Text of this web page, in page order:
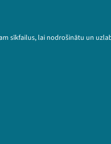
sīkfailus, lai nodrošinātu un
politika
noteikumi un sīkdatņu
festivāls LAMPA